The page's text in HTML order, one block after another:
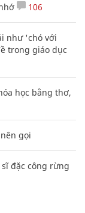
106
như 'chó với
trong giáo dục
học bằng thơ,
gọi
đặc công rừng